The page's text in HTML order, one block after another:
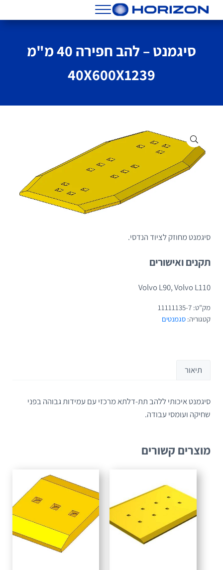
Skip to main content
Skip to header right navigation
Skip to site footer
הורייזן מסננים שמנים וחלפים
Menu
סיגמנט – להב חפירה 40 מ"מ
40X600X1239
🔍
סיגמנט מחוזק לציוד הנדסי.
תקנים ואישורים
Volvo L90, Volvo L110
מק"ט: 11111135-7
קטגוריה: סגמנטים
תיאור
תיאור
סיגמנט איכותי ללהב תת-דלתא מרכזי עם עמידות גבוהה בפני
שחיקה ועומסי עבודה.
מוצרים קשורים